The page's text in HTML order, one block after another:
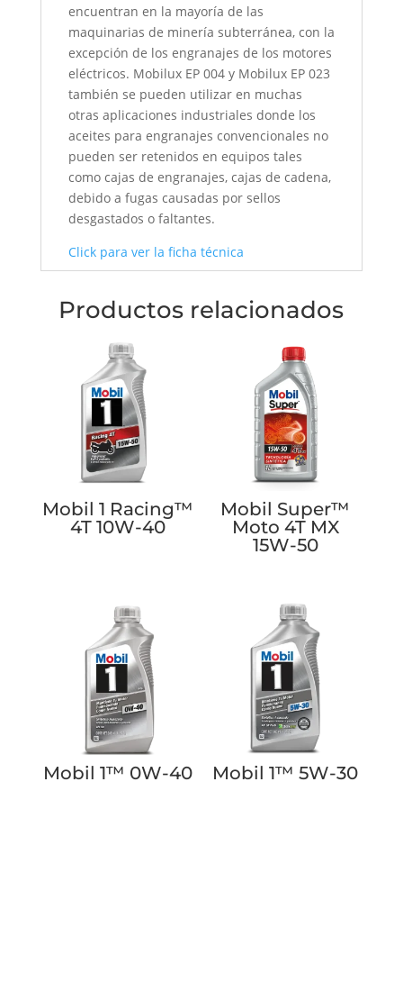
encuentran en la mayoría de las
maquinarias de minería subterránea, con la
excepción de los engranajes de los motores
eléctricos. Mobilux EP 004 y Mobilux EP 023
también se pueden utilizar en muchas
otras aplicaciones industriales donde los
aceites para engranajes convencionales no
pueden ser retenidos en equipos tales
como cajas de engranajes, cajas de cadena,
debido a fugas causadas por sellos
desgastados o faltantes.
Click para ver la ficha técnica
Productos relacionados
Mobil 1 Racing™
4T 10W-40
Mobil Super™
Moto 4T MX
15W-50
Mobil 1™ 0W-40 Mobil 1™ 5W-30